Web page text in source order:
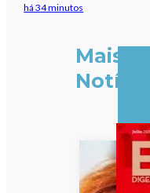
há 34 minutos
Mais
Notícias